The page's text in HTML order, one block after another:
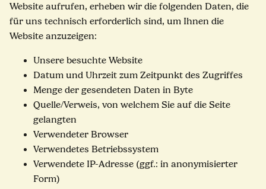
Website aufrufen, erheben wir die folgenden Daten, die
für uns technisch erforderlich sind, um Ihnen die
Website anzuzeigen:
Unsere besuchte Website
Datum und Uhrzeit zum Zeitpunkt des Zugriffes
Menge der gesendeten Daten in Byte
Quelle/Verweis, von welchem Sie auf die Seite
gelangten
Verwendeter Browser
Verwendetes Betriebssystem
Verwendete IP-Adresse (ggf.: in anonymisierter
Form)